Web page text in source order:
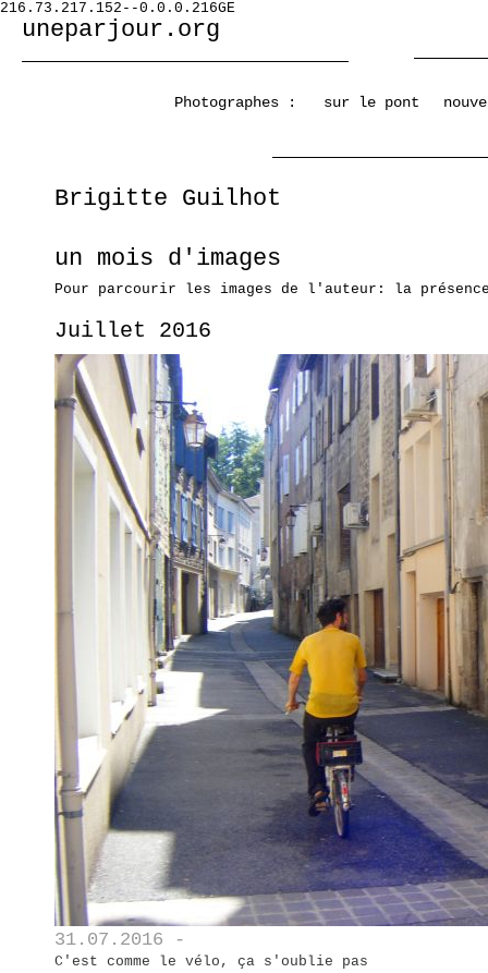
216.73.217.152--0.0.0.216GE
uneparjour.org
Photographes : sur le pont
Brigitte Guilhot
un mois d'images
Pour parcourir les images de l'auteur: la
Juillet 2016
31.07.2016 -
C'est comme le vélo, ça s'oublie pas